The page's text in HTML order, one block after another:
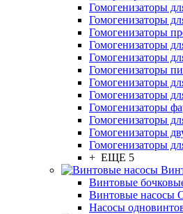
Гомогенизаторы
Гомогенизаторы
Гомогенизаторы
Гомогенизаторы
Гомогенизаторы
Гомогенизаторы
Гомогенизаторы
Гомогенизаторы
Гомогенизаторы
Гомогенизаторы
Гомогенизаторы
Гомогенизаторы
+ ЕЩЕ 5
Винтовые
Винтовые насосы
Насосы